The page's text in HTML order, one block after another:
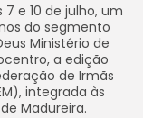
e 10 de julho, um
do segmento
Ministério de
a edição
de Irmãs
integrada às
Madureira.